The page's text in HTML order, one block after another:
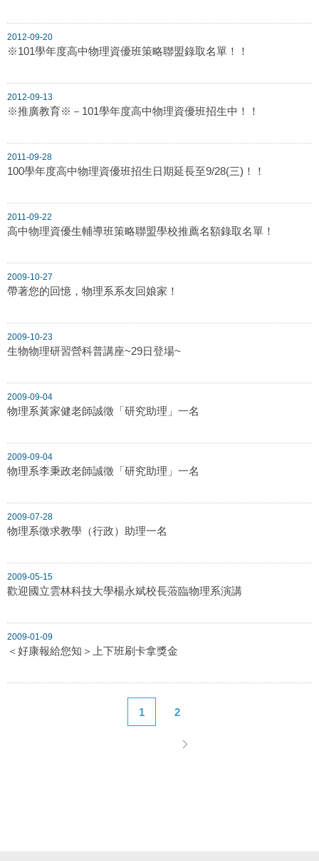
2012-09-20
※101學年度高中物理資優班策略聯盟錄取名單！！
2012-09-13
※推廣教育※－101學年度高中物理資優班招生中！！
2011-09-28
100學年度高中物理資優班招生日期延長至9/28(三)！！
2011-09-22
高中物理資優生輔導班策略聯盟學校推薦名額錄取名單！
2009-10-27
帶著您的回憶，物理系系友回娘家！
2009-10-23
生物物理研習營科普講座~29日登場~
2009-09-04
物理系黃家健老師誠徵「研究助理」一名
2009-09-04
物理系李秉政老師誠徵「研究助理」一名
2009-07-28
物理系徵求教學（行政）助理一名
2009-05-15
歡迎國立雲林科技大學楊永斌校長蒞臨物理系演講
2009-01-09
＜好康報給您知＞上下班刷卡拿獎金
1 2